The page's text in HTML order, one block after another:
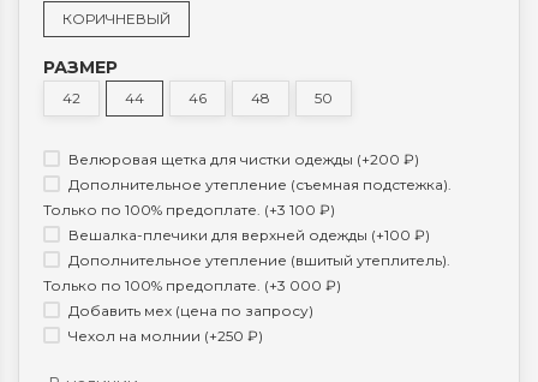
КОРИЧНЕВЫЙ
РАЗМЕР
42 44 46 48 50
Велюровая щетка для чистки одежды (+200 ₽)
Дополнительное утепление (съемная подстежка).
Только по 100% предоплате. (+3 100 ₽)
Вешалка-плечики для верхней одежды (+100 ₽)
Дополнительное утепление (вшитый утеплитель).
Только по 100% предоплате. (+3 000 ₽)
Добавить мех (цена по запросу)
Чехол на молнии (+250 ₽)